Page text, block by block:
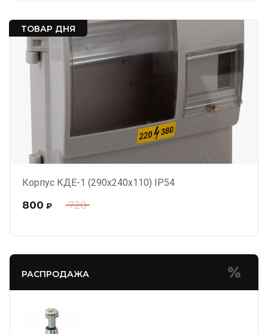
ТОВАР ДНЯ
Корпус КДЕ-1 (290х240х110) IP54
720
800 ₽
РАСПРОДАЖА